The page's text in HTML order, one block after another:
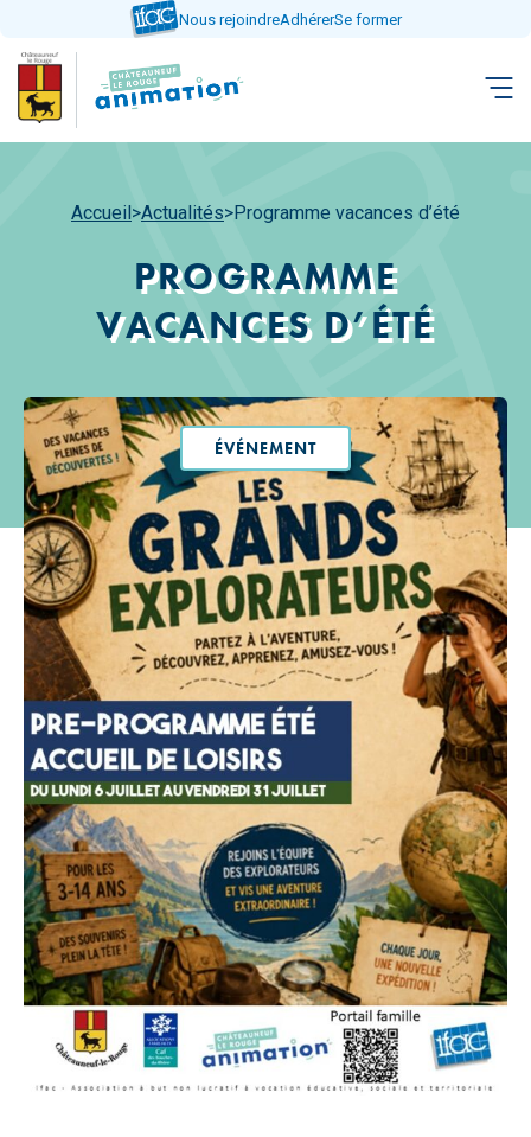
Nous rejoindreAdhérerSe former
Accueil>Actualités>Programme vacances d’été
PROGRAMME
VACANCES D’ÉTÉ
ÉVÉNEMENT